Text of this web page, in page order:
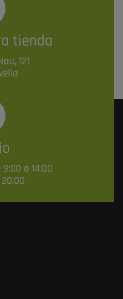
tienda
121
a 14:00